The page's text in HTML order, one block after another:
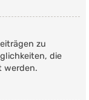
zu
die
werden.